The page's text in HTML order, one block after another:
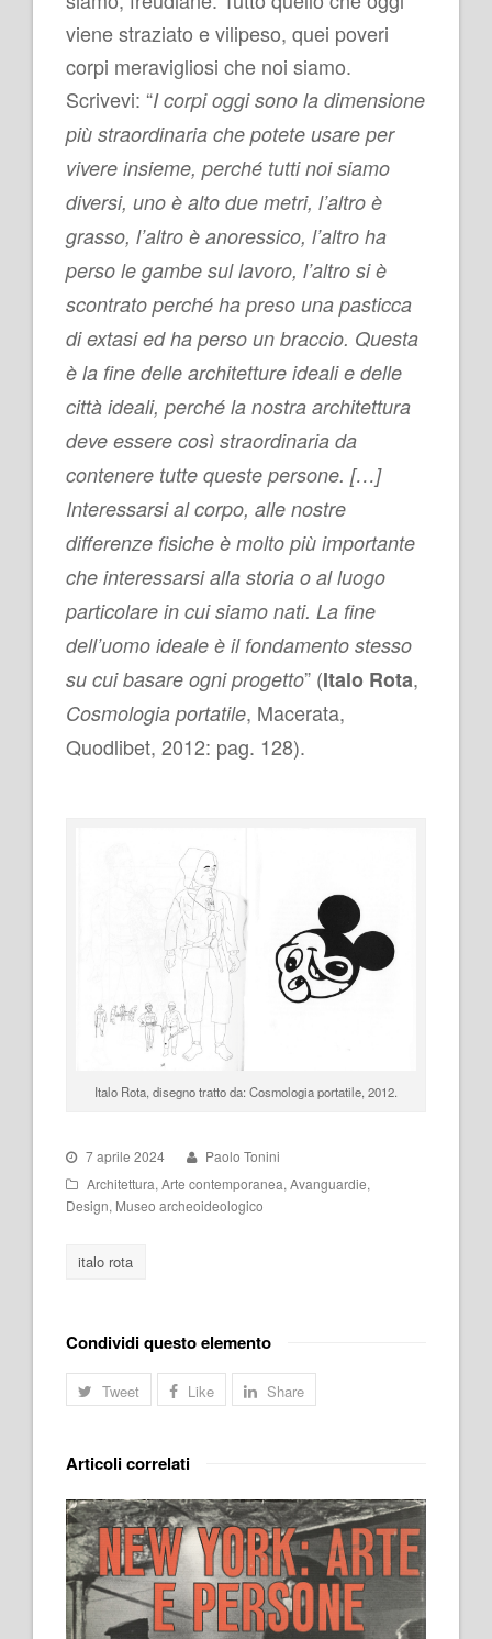
viene straziato e vilipeso, quei poveri
corpi meravigliosi che noi siamo.
Scrivevi: “I corpi oggi sono la dimensione
più straordinaria che potete usare per
vivere insieme, perché tutti noi siamo
diversi, uno è alto due metri, l’altro è
grasso, l’altro è anoressico, l’altro ha
perso le gambe sul lavoro, l’altro si è
scontrato perché ha preso una pasticca
di extasi ed ha perso un braccio. Questa
è la fine delle architetture ideali e delle
città ideali, perché la nostra architettura
deve essere così straordinaria da
contenere tutte queste persone. […]
Interessarsi al corpo, alle nostre
differenze fisiche è molto più importante
che interessarsi alla storia o al luogo
particolare in cui siamo nati. La fine
dell’uomo ideale è il fondamento stesso
su cui basare ogni progetto” (Italo Rota,
Cosmologia portatile, Macerata,
Quodlibet, 2012: pag. 128).
Italo Rota, disegno tratto da: Cosmologia portatile, 2012.
7 aprile 2024
Paolo Tonini
Architettura, Arte contemporanea, Avanguardie,
Design, Museo archeoideologico
italo rota
Condividi questo elemento
Tweet Like Share
Articoli correlati